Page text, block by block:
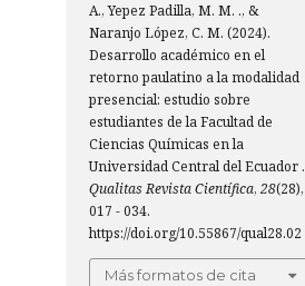
A., Yepez Padilla, M. M. ., &
Naranjo López, C. M. (2024).
Desarrollo académico en el
retorno paulatino a la modalidad
presencial: estudio sobre
estudiantes de la Facultad de
Ciencias Químicas en la
Universidad Central del Ecuador .
Qualitas Revista Científica, 28(28),
017 - 034.
https://doi.org/10.55867/qual28.02
Más formatos de cita